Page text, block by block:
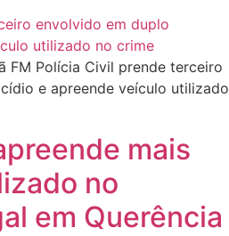
FM Polícia Civil prende terceiro
e apreende veículo utilizado
mais
no
em Querência